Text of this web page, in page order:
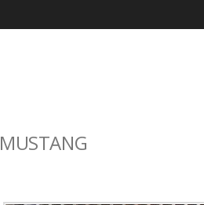
MUSTANG